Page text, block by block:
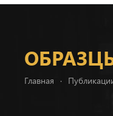
Главная